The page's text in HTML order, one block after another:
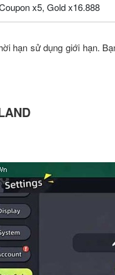
x5, Gold x16.888
hạn sử dụng giới hạn.